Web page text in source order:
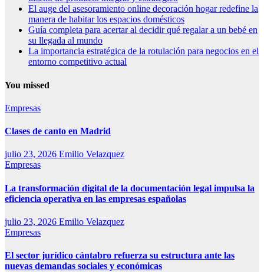
El auge del asesoramiento online decoración hogar redefine la
manera de habitar los espacios domésticos
Guía completa para acertar al decidir qué regalar a un bebé en
su llegada al mundo
La importancia estratégica de la rotulación para negocios en el
entorno competitivo actual
You missed
Empresas
Clases de canto en Madrid
julio 23, 2026 Emilio Velazquez
Empresas
La transformación digital de la documentación legal impulsa la
eficiencia operativa en las empresas españolas
julio 23, 2026 Emilio Velazquez
Empresas
El sector jurídico cántabro refuerza su estructura ante las
nuevas demandas sociales y económicas